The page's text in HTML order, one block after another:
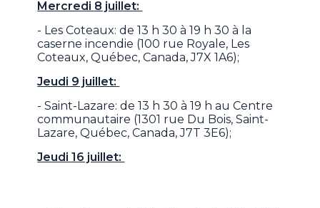
Mercredi 8 juillet:
- Les Coteaux: de 13 h 30 à 19 h 30 à la
caserne incendie (100 rue Royale, Les
Coteaux, Québec, Canada, J7X 1A6);
Jeudi 9 juillet:
- Saint-Lazare: de 13 h 30 à 19 h au Centre
communautaire (1301 rue Du Bois, Saint-
Lazare, Québec, Canada, J7T 3E6);
Jeudi 16 juillet: